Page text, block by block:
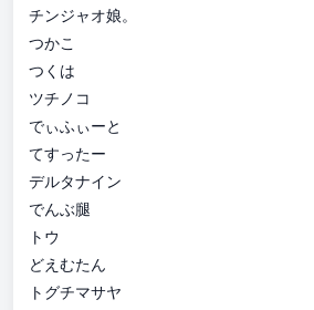
チンジャオ娘。
つかこ
つくは
ツチノコ
でぃふぃーと
てすったー
デルタナイン
でんぶ腿
トウ
どえむたん
トグチマサヤ